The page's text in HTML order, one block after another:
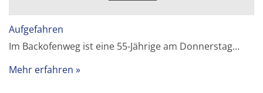
Aufgefahren
Im Backofenweg ist eine 55-Jährige am Donnerstag…
Mehr erfahren